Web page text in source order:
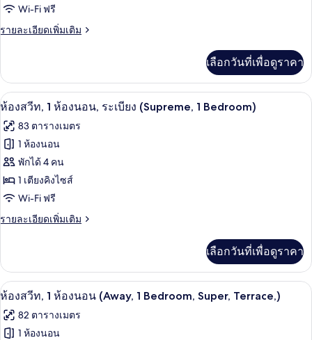
Bedroom)
สวีท,
1
(Escape
1
Bedroom)
Wi-Fi ฟรี
รายละเอียดเพิ่มเติม
ราย
เกี่ยว
กับ
ห้อง
ท,
นอน
(Escape
Bedroom)
เลือกวันที่เพื่อดูราคา
เปิด
ภาพถ่าย
ทั้งหมด
ของ
ห้อง
สวีท,
1
ระเบียง
(Supreme,
1
Bedroom)
ห้องสวีท, 1 ห้องนอน, ระเบียง
6
ห้องสวีท, 1 ห้องนอน, ระเบียง (Supreme, 1 Bedroom)
83 ตารางเมตร
1 ห้องนอน
พักได้ 4 คน
1 เตียงคิงไซส์
Wi-Fi ฟรี
รายละเอียดเพิ่มเติม
ราย
เกี่ยว
กับ
ห้อง
ท,
เลือกวันที่เพื่อดูราคา
เปิด
ภาพถ่าย
ทั้งหมด
ห้องสวีท, 1 ห้องนอน (Away, 1
6
ห้องสวีท, 1 ห้องนอน (Away, 1 Bedroom, Super, Terrace,)
82 ตารางเมตร
1 ห้องนอน